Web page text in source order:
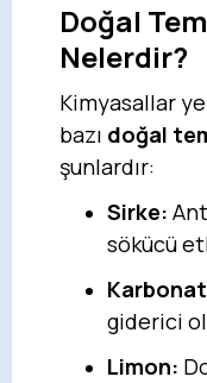
Doğal
Nelerdir?
Kimyasallar
bazı doğal
şunlardır:
Sirke:
sökücü
giderici
Limon: